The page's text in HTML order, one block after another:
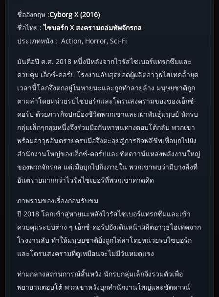
ชื่ออังกฤษ :Cyborg X (2016)
ชื่อไทย :ไซบอร์ก X สงครามถล่มทัพจักรกล
ประเภทหนัง : Action, Horror, Sci-Fi
มันคือปี ค.ศ. 2018 หนึ่งปีหลังจากไวรัสไซเบอร์แทรกซึมและ
ควบคุม เอ็กซ์-คอร์ป โรงงานลับสุดยอดผู้ผลิตอาวุธไฮเทคล้ำยุค
เวลานี้โลกจึงตกอยู่ในหายนะและถูกทำลายล้าง มนุษยชาติถูก
ตามล่าโดยหน่วยรบไซบอร์กและโดรนสงครามของของเอ็กซ์-
คอร์ป ด้วยภารกิจปกป้องชีวิตพวกเขาและเผ่าพันธุ์มนุษย์ นักรบ
กลุ่มเล็กๆกลุ่มหนึ่งจึงร่วมมือกันหาหนทางตอบโต้กลับ พวกเขา
พร้อมอาวุธอันตรายครบมือจึงตะลุยสู่ภารกิจพลีชีพเพื่อบุกไปยัง
สำนักงานใหญ่ของเอ็กซ์-คอร์ปและชัตดาวน์แหล่งพลังงานใหญ่
ของพวกจักรกล แต่เมื่อบุกไปถึงภายใน พวกเขาพบว่ามีบางสิ่งที่
อันตรายมากกว่าไวรัสไซเบอร์ที่พวกเขาคาดคิด
ภาพรวมของเรื่องก่อนรับชม
ปี 2018 โลกเข้าสู่หายนะหลังไวรัสไซเบอร์แทรกซึมและเข้า
ควบคุมระบบต่าง ๆ เอ็กซ์-คอร์ปยังเดินหน้าผลิตอาวุธไฮเทคจาก
โรงงานลับ ทำให้มนุษยชาติยิ่งถูกไล่ล่าโดยหน่วยรบไซบอร์ก
และโดรนสงครามที่ดูเหมือนจะไม่มีวันหมดแรง
ท่ามกลางสถานการณ์สิ้นหวัง นักรบกลุ่มเล็กจึงรวมตัวเพื่อ
พยายามตอบโต้ พวกเขาหวังบุกสำนักงานใหญ่และชัตดาวน์